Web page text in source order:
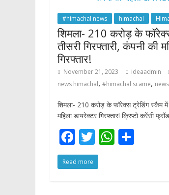
k p
#himachal news himachal
शिमला- 210 करोड़ के
तीसरी गिरफ्तारी, कंपनी की
गिरफ्तार!
November 21, 2023 ideaadmin
news himachal, #himachal scame,
शिमला- 210 करोड़ के फॉरेक्स ट्रेडिंग स्कैम में
महिला डायरेक्टर गिरफ्तार! क्रिप्टो करेंसी
F
ac
e
T
w
itt
W
Read more